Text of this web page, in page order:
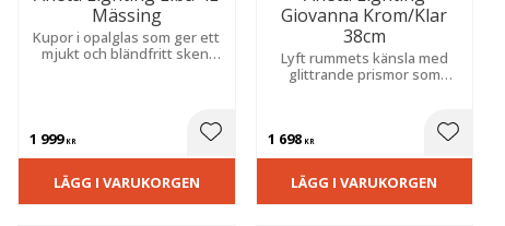
till i favoriter
Mässing
Kupor i opalglas som ger ett
mjukt och bländfritt sken.
1 999KR Lägg till i favoriter
LÄGG I VARUKORGEN
Giovanna Krom/Klar
38cm
Lyft rummets känsla med
glittrande prismor som
fuktiga miljöer och lyxig
1 698KR Lägg
LÄGG I VARUKORGEN